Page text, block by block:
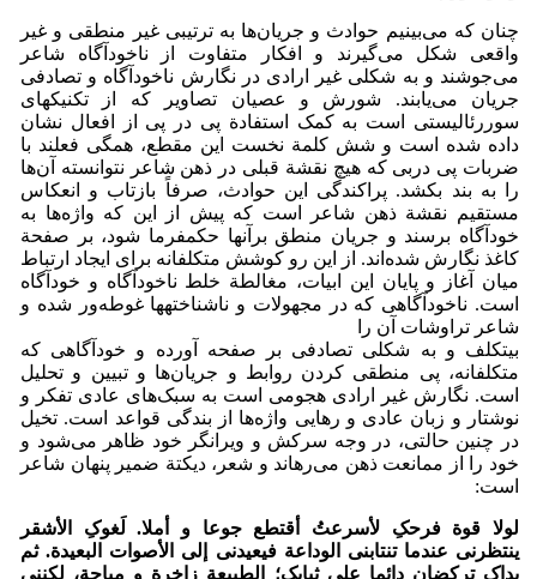
چنان که می‌بینیم حوادث و جریان‌ها به ترتیبی غیر منطقی و غیر
واقعی شکل می‌گیرند و افکار متفاوت از ناخودآگاه شاعر
می‌جوشند و به شکلی غیر ارادی در نگارش ناخودآگاه و تصادفی
جریان می‌یابند. شورش و عصیان تصاویر که از تکنیک­های
سوررئالیستی است به کمک استفادة پی در پی از افعال نشان
داده شده است و شش کلمة نخست این مقطع، همگی فعلند با
ضربات پی دربی که هیچ نقشة قبلی در ذهن شاعر نتوانسته آن‌ها
را به بند بکشد. پراکندگی این حوادث، صرفاً بازتاب و انعکاس
مستقیم نقشة ذهن شاعر است که پیش از این که واژه‌ها به
خودآگاه برسند و جریان منطق برآنها حکمفرما شود، بر صفحة
کاغذ نگارش شده‌اند. از این رو کوشش متکلفانه برای ایجاد ارتباط
میان آغاز و پایان این ابیات، مغالطة خلط ناخودآگاه و خودآگاه
است. ناخودآگاهی که در مجهولات و ناشناخته­ها غوطه‌ور شده و
شاعر تراوشات آن را
بی­تکلف و به شکلی تصادفی بر صفحه آورده و خودآگاهی که
متکلفانه، پی منطقی کردن روابط و جریان‌ها و تبیین و تحلیل
است. نگارش غیر ارادی هجومی است به سبک‌های عادی تفکر و
نوشتار و زبان عادی و رهایی واژه‌ها از بندگی قواعد است. تخیل
در چنین حالتی، در وجه سرکش و ویرانگر خود ظاهر می‌شود و
خود را از ممانعت ذهن می‌رهاند و شعر، دیکتة ضمیر پنهان شاعر
است:
لولا قوة فرحکِ لأسرعتُ أقتطع جوعا و أملا. لَغوکِ الأشقر
ینتظرنی عندما تنتابنی الوداعة فیعیدنی إلی الأصوات البعیدة. ثم
یداکِ ترکضان دائما علی ثیابکِ؛ الطبیعة زاخرة و مباحة، لکننی